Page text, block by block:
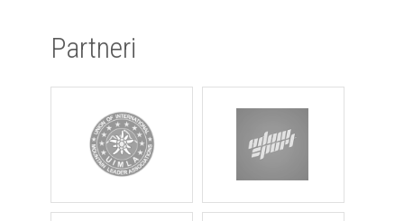
Partneri